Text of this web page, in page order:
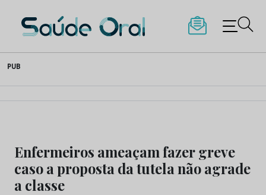
to
content
Saúde Oral
PUB
Enfermeiros ameaçam fazer greve
caso a proposta da tutela não agrade
a classe